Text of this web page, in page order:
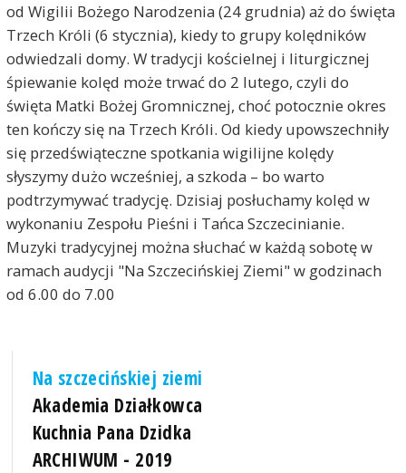
od Wigilii Bożego Narodzenia (24 grudnia) aż do święta
Trzech Króli (6 stycznia), kiedy to grupy kolędników
odwiedzali domy. W tradycji kościelnej i liturgicznej
śpiewanie kolęd może trwać do 2 lutego, czyli do
święta Matki Bożej Gromnicznej, choć potocznie okres
ten kończy się na Trzech Króli. Od kiedy upowszechniły
się przedświąteczne spotkania wigilijne kolędy
słyszymy dużo wcześniej, a szkoda – bo warto
podtrzymywać tradycję. Dzisiaj posłuchamy kolęd w
wykonaniu Zespołu Pieśni i Tańca Szczecinianie.
Muzyki tradycyjnej można słuchać w każdą sobotę w
ramach audycji "Na Szczecińskiej Ziemi" w godzinach
od 6.00 do 7.00
Na szczecińskiej ziemi
Akademia Działkowca
Kuchnia Pana Dzidka
ARCHIWUM - 2019